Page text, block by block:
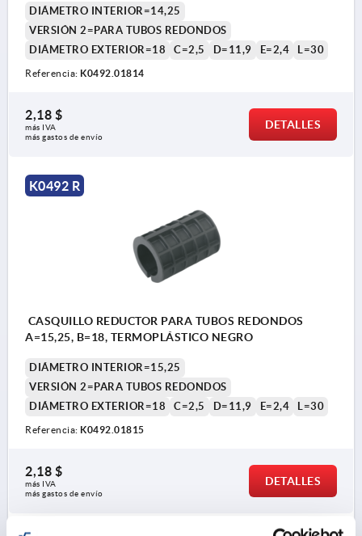
DIÁMETRO INTERIOR=14,25
VERSIÓN 2=PARA TUBOS REDONDOS
DIÁMETRO EXTERIOR=18
C=2,5 D=11,9 E=2,4 L=30
Referencia: K0492.01814
2,18 $
más IVA
más gastos de envío
DETALLES
K0492 R
CASQUILLO REDUCTOR PARA TUBOS REDONDOS
A=15,25, B=18, TERMOPLÁSTICO NEGRO
DIÁMETRO INTERIOR=15,25
VERSIÓN 2=PARA TUBOS REDONDOS
DIÁMETRO EXTERIOR=18
C=2,5 D=11,9 E=2,4 L=30
Referencia: K0492.01815
2,18 $
más IVA
más gastos de envío
DETALLES